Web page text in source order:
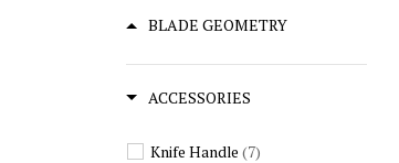
BLADE GEOMETRY
ACCESSORIES
Knife Handle (7)